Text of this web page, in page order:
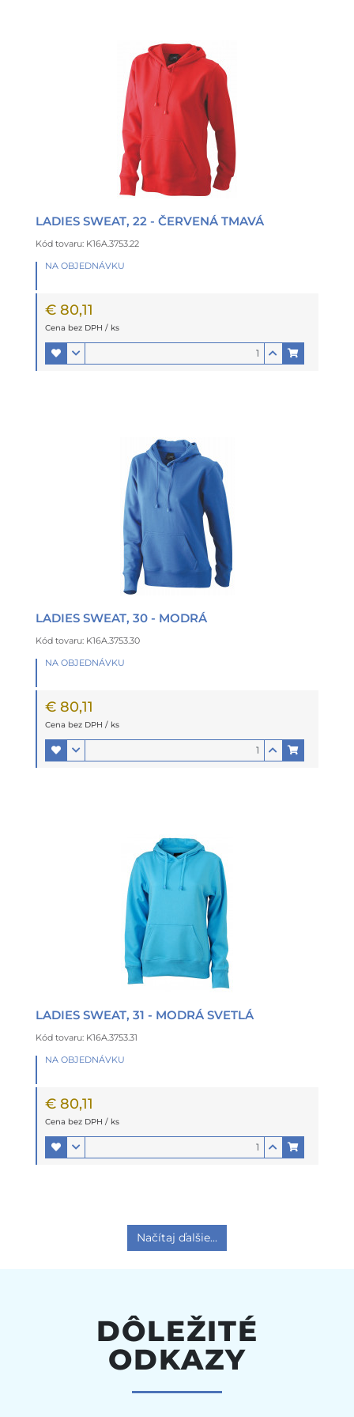
LADIES SWEAT, 22 - ČERVENÁ TMAVÁ
Kód tovaru: K16A.3753.22
NA OBJEDNÁVKU
€ 80,11
Cena bez DPH / ks
LADIES SWEAT, 30 - MODRÁ
Kód tovaru: K16A.3753.30
NA OBJEDNÁVKU
€ 80,11
Cena bez DPH / ks
LADIES SWEAT, 31 - MODRÁ SVETLÁ
Kód tovaru: K16A.3753.31
NA OBJEDNÁVKU
€ 80,11
Cena bez DPH / ks
Načítaj ďalšie...
DÔLEŽITÉ
ODKAZY